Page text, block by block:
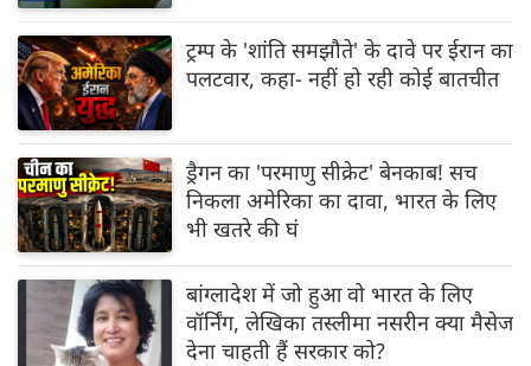
ट्रम्प के 'शांति समझौते' के दावे पर ईरान का
पलटवार, कहा- नहीं हो रही कोई बातचीत
ड्रैगन का 'परमाणु सीक्रेट' बेनकाब! सच
निकला अमेरिका का दावा, भारत के लिए
भी खतरे की घं
बांग्लादेश में जो हुआ वो भारत के लिए
वॉर्निंग, लेखिका तस्लीमा नसरीन क्‍या मैसेज
देना चाहती हैं सरकार को?